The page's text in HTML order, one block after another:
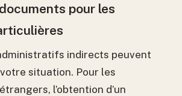
pour les
indirects peuvent
situation. Pour les
l’obtention d’un